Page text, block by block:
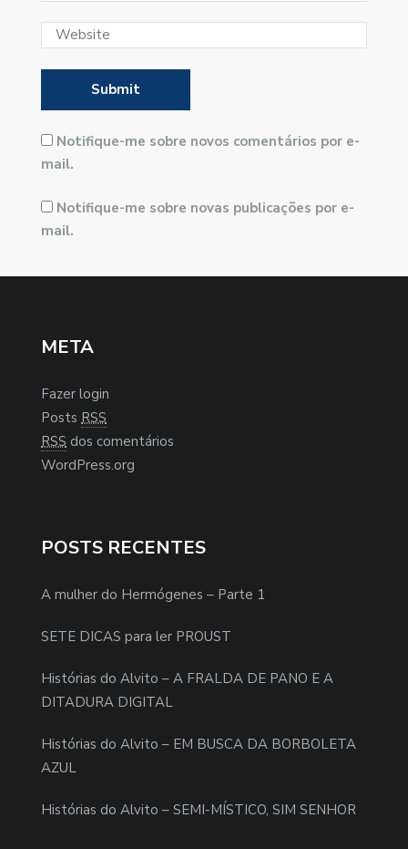
Notifique-me sobre novos comentários por e-
mail.
Notifique-me sobre novas publicações por e-
mail.
META
Fazer login
Posts RSS
RSS dos comentários
WordPress.org
POSTS RECENTES
A mulher do Hermógenes – Parte 1
SETE DICAS para ler PROUST
Histórias do Alvito – A FRALDA DE PANO E A
DITADURA DIGITAL
Histórias do Alvito – EM BUSCA DA BORBOLETA
AZUL
Histórias do Alvito – SEMI-MÍSTICO, SIM SENHOR